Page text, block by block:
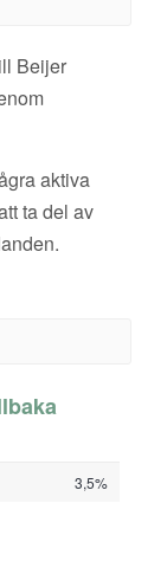
Beijer
aktiva
ta del av
3,5%